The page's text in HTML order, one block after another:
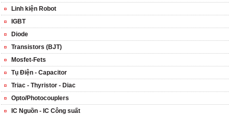
Linh kiện Robot
IGBT
Diode
Transistors (BJT)
Mosfet-Fets
Tụ Điện - Capacitor
Triac - Thyristor - Diac
Opto/Photocouplers
IC Nguồn - IC Công suất